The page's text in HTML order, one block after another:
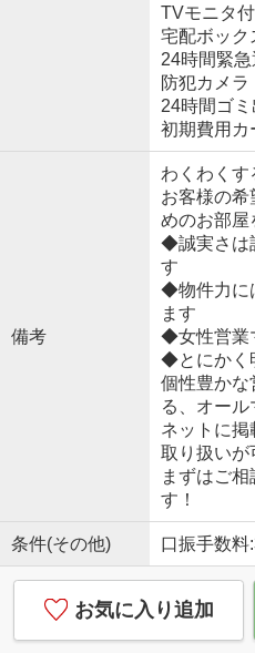
TVモニタ
宅配ボック
24時間緊
防犯カメラ
24時間ゴ
初期費用カ
備考
わくわくす
お客様の希
めのお部屋
◆誠実さは
す
◆物件力に
ます
◆女性営業
◆とにかく
個性豊かな
る、オール
ネットに掲
取り扱いが
まずはご
す！
条件(その他) 口振手数料
お気に入り追加